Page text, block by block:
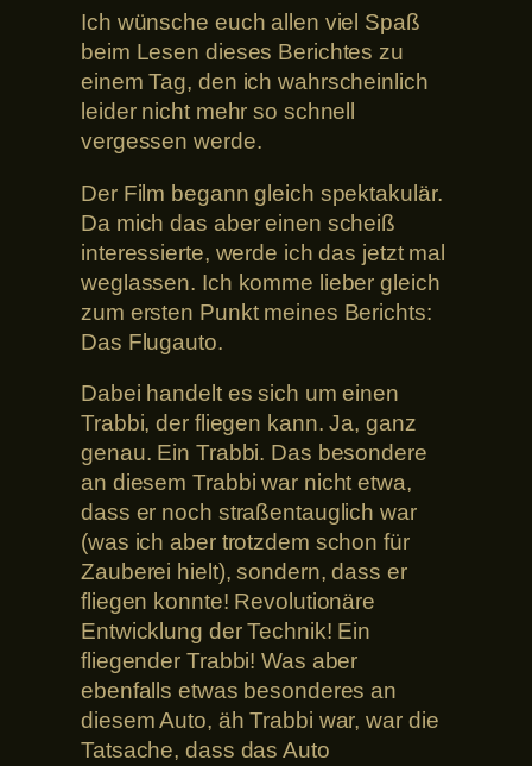
Ich wünsche euch allen viel Spaß
beim Lesen dieses Berichtes zu
einem Tag, den ich wahrscheinlich
leider nicht mehr so schnell
vergessen werde.
Der Film begann gleich spektakulär.
Da mich das aber einen scheiß
interessierte, werde ich das jetzt mal
weglassen. Ich komme lieber gleich
zum ersten Punkt meines Berichts:
Das Flugauto.
Dabei handelt es sich um einen
Trabbi, der fliegen kann. Ja, ganz
genau. Ein Trabbi. Das besondere
an diesem Trabbi war nicht etwa,
dass er noch straßentauglich war
(was ich aber trotzdem schon für
Zauberei hielt), sondern, dass er
fliegen konnte! Revolutionäre
Entwicklung der Technik! Ein
fliegender Trabbi! Was aber
ebenfalls etwas besonderes an
diesem Auto, äh Trabbi war, war die
Tatsache, dass das Auto